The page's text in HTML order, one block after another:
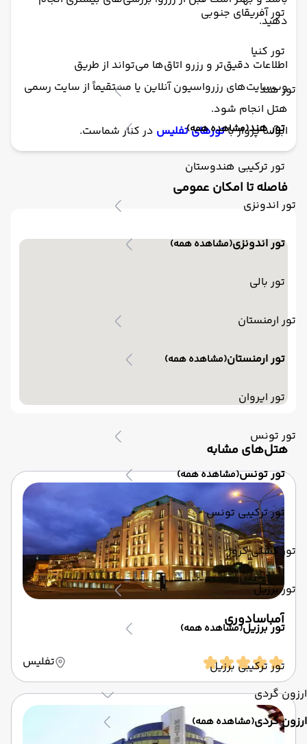
تور آفریقای جنوبی
تور کنیا
تور هند
تور هند(مشاهده همه)
تور ترکیبی هندوستان
تور اندونزی
تور اندونزی(مشاهده همه)
تور بالی
تور ارمنستان
تور ارمنستان(مشاهده همه)
تور ایروان
تور تونس
تور تونس(مشاهده همه)
تور ترکیبی تونس
تور کشتی کروز
تور برزیل
تور برزیل(مشاهده همه)
تور ترکیبی برزیل
ارزون گردی
ارزون گردی(مشاهده همه)
دهید.
اطلاعات دقیق‌تر و رزرو اتاق‌ها می‌تواند از طریق
وب‌سایت‌های رزرواسیون آنلاین یا مستقیماً از سایت رسمی
هتل انجام شود.
ابرآسا پرواز باتورهای تفلیس در کنار شماست.
فاصله تا امکان عمومی
‌هتل‌های مشابه
آمباسادوری
تفلیس